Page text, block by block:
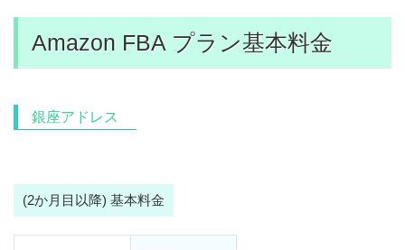
Amazon FBA プラン基本料金
銀座アドレス
(2か月目以降) 基本料金